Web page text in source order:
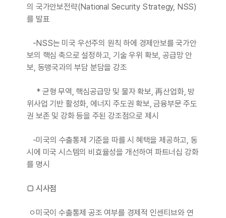
의 국가안보전략(National Security Strategy, NSS)
를 발표
-NSS는 미국 우선주의 원칙 하에 경제안보를 국가안
보의 핵심 축으로 설정하고, 기술 우위 확보, 공급망 안
보, 동맹국과의 부담 분담을 강조
* 균형 무역, 핵심공급망 및 물자 확보, 再산업화, 방
위사업 기반 활성화, 에너지 주도권 확보, 금융부문 주도
권 보존 및 강화 등을 주된 강조점으로 제시
-미국의 수출통제 기준을 따를 시 혜택을 제공하고, 동
시에 미국 시스템의 비효율성을 개선하여 파트너십 강화
를 명시
□ 시사점
ㅇ미국이 수출통제 공조 여부를 경제적 인센티브와 연